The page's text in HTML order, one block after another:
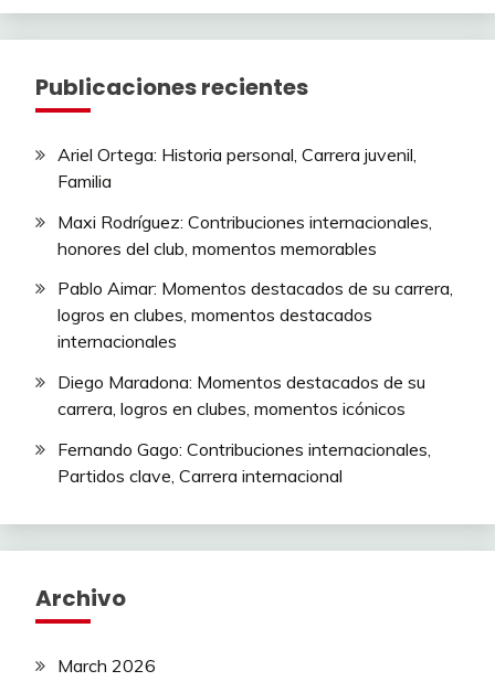
Publicaciones recientes
Ariel Ortega: Historia personal, Carrera juvenil,
Familia
Maxi Rodríguez: Contribuciones internacionales,
honores del club, momentos memorables
Pablo Aimar: Momentos destacados de su carrera,
logros en clubes, momentos destacados
internacionales
Diego Maradona: Momentos destacados de su
carrera, logros en clubes, momentos icónicos
Fernando Gago: Contribuciones internacionales,
Partidos clave, Carrera internacional
Archivo
March 2026